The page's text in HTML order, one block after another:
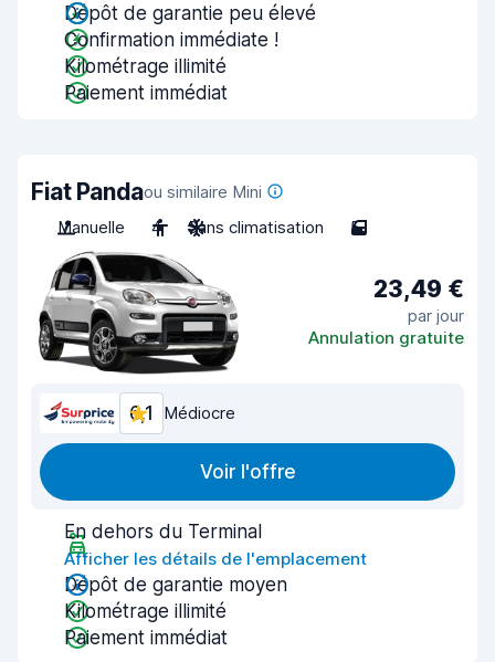
Dépôt de garantie peu élevé
Confirmation immédiate !
Kilométrage illimité
Paiement immédiat
Fiat Pandaou similaire Mini
Manuelle
4 Sans climatisation 5
23,49 €
par jour
Annulation gratuite
6,1 Médiocre
Voir l'offre
En dehors du Terminal
Afficher les détails de l'emplacement
Dépôt de garantie moyen
Kilométrage illimité
Paiement immédiat